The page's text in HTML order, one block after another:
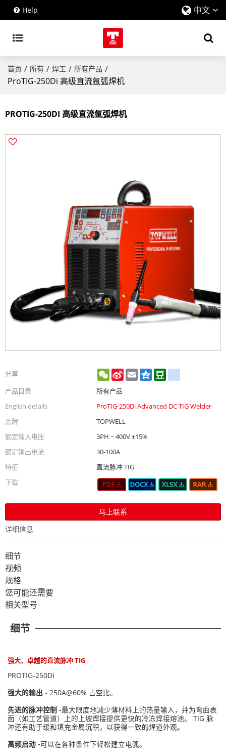
Help 中文
首页 / 所有 / 焊工 / 所有产品 /
ProTIG-250Di 高级直流氩弧焊机
PROTIG-250DI 高级直流氩弧焊机
分享 WeChat
Sina
Weibo
EmailQzone
产品目录
所有产品
English details
ProTIG-250Di Advanced DC TIG Welder
品牌
TOPWELL
额定输入电压
3PH ~ 400V ±15%
额定输出电流
30-100A
特征
直流脉冲 TIG
下载
马上联系
详细信息
细节
视频
规格
您可能还需要
相关型号
细节
强大、卓越的直流脉冲 TIG
PROTIG-250Di
强大的输出 - 250A@60% 占空比。
先进的脉冲控制 -最大限度地减少薄材料上的热量输入，并为弯曲表
面（如工艺管道）上的上坡焊接提供更快的冷冻焊接熔池。 TIG 脉
冲还有助于缓和填充金属沉积，以获得一致的焊道外观。
高频启动 -可以在各种条件下轻松建立电弧。